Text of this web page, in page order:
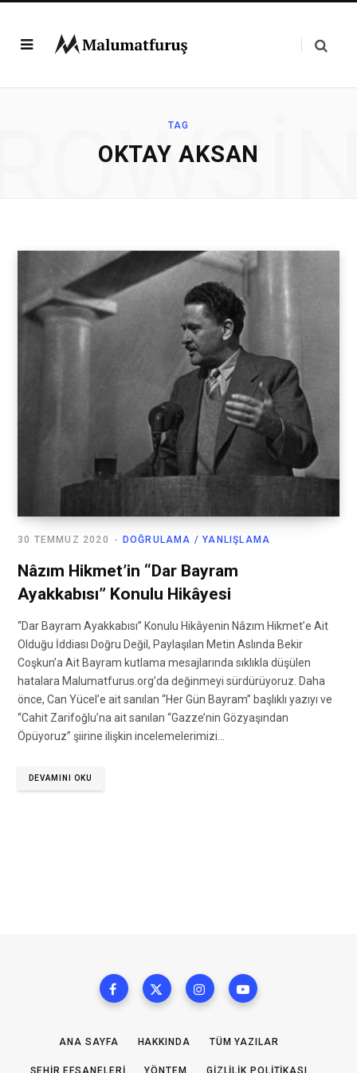
TAG
OKTAY AKSAN
DOĞRULAMA / YANLIŞLAMA
30 TEMMUZ 2020
Nâzım Hikmet’in “Dar Bayram
Ayakkabısı” Konulu Hikâyesi
“Dar Bayram Ayakkabısı” Konulu Hikâyenin Nâzım Hikmet’e Ait
Olduğu İddiası Doğru Değil, Paylaşılan Metin Aslında Bekir
Coşkun’a Ait Bayram kutlama mesajlarında sıklıkla düşülen
hatalara Malumatfurus.org’da değinmeyi sürdürüyoruz. Daha
önce, Can Yücel’e ait sanılan “Her Gün Bayram” başlıklı yazıyı ve
“Cahit Zarifoğlu’na ait sanılan “Gazze’nin Gözyaşından
Öpüyoruz” şiirine ilişkin incelemelerimizi…
DEVAMINI OKU
ANA SAYFA HAKKINDA TÜM YAZILAR
ŞEHIR EFSANELERI YÖNTEM GIZLILIK POLITIKASI